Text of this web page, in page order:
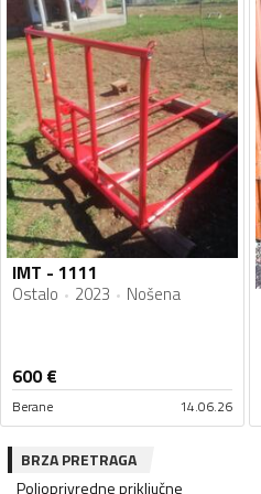
IMT - 1111
Ostalo 2023 Nošena
600€
Berane 14.06.26
BRZA PRETRAGA
Poljoprivredne priključne